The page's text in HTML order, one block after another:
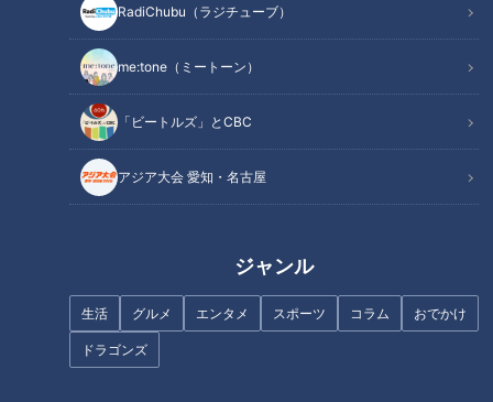
RadiChubu（ラジチューブ）
me:tone（ミートーン）
「ビートルズ」とCBC
アジア大会 愛知・名古屋
ジャンル
生活 グルメ エンタメ スポーツ コラム おでかけ
ドラゴンズ
道幅ギリギリすぎる・・・険道
走ってみたら【県道755号】
【道マニア】廃道・大正～昭和
初期へタイムトラベル！？【道
との遭遇】
山中に眠る宮城最古の隧道！国
の発展のため県民の血税で造ら